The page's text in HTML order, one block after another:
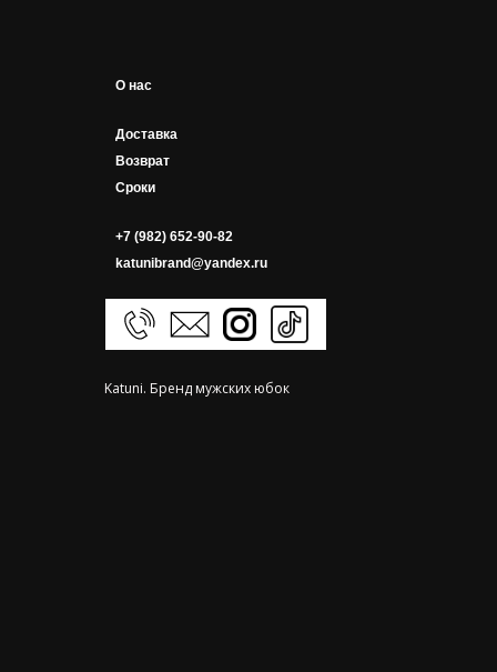
Доставка
Возврат
Сроки
+7 (982) 652-90-82
katunibrand@yandex.ru
О нас
Katuni. Бренд мужских юбок